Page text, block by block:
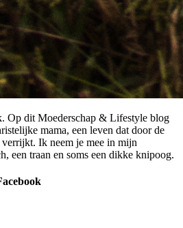
Op dit Moederschap & Lifestyle blog
mama, een leven dat door de
Ik neem je mee in mijn
een traan en soms een dikke knipoog.